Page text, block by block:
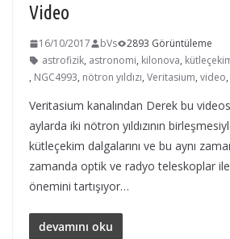
Video
16/10/2017 bVs
2893 Görüntüleme
astrofizik, astronomi, kilonova,
, NGC4993, nötron yıldızı, Veritasium, video,
Veritasium kanalından Derek bu
aylarda iki nötron yıldızının
kütleçekim dalgalarını ve bu aynı
zamanda optik ve radyo teleskoplar
önemini tartışıyor…
devamını oku